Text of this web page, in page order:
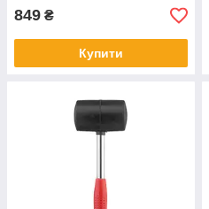
849 ₴
Купити